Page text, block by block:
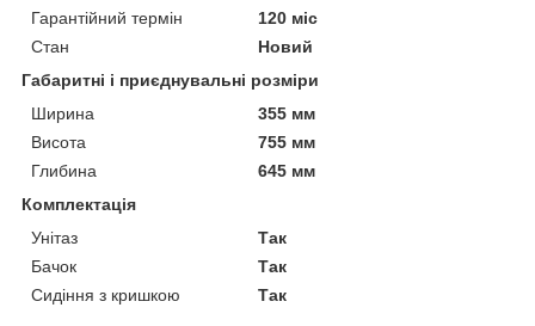
Гарантійний термін
120 міс
Стан
Новий
Габаритні і приєднувальні розміри
Ширина
355 мм
Висота
755 мм
Глибина
645 мм
Комплектація
Унітаз
Так
Бачок
Так
Сидіння з кришкою
Так